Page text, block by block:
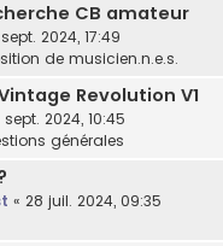
CB amateur
2024, 17:49
de musicien.n.e.s.
Revolution V1
2024, 10:45
générales
« 28 juil. 2024, 09:35